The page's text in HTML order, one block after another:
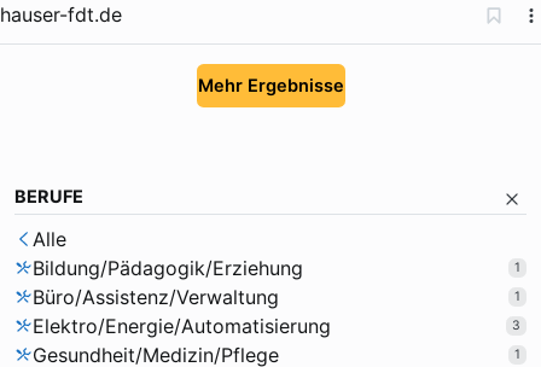
hauser-fdt.de
Mehr Ergebnisse
BERUFE
Alle
Bildung/Pädagogik/Erziehung
1
Büro/Assistenz/Verwaltung 1
Elektro/Energie/Automatisierung 3
Gesundheit/Medizin/Pflege 1